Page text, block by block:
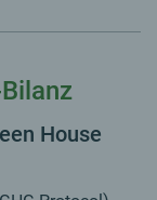
House